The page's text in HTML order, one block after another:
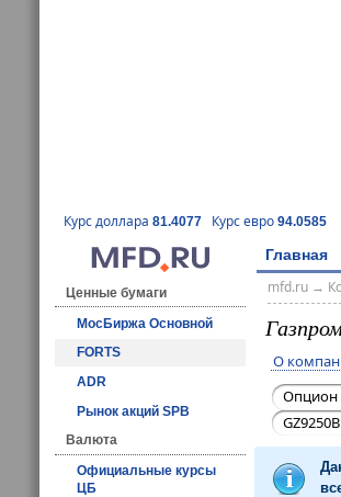
Курс доллара 81.4077 Курс евро 94.0585
Главная
Ценные бумаги
МосБиржа Основной
FORTS
ADR
Рынок акций SPB
Валюта
Официальные курсы
ЦБ
mfd.ru→
О
Опцион